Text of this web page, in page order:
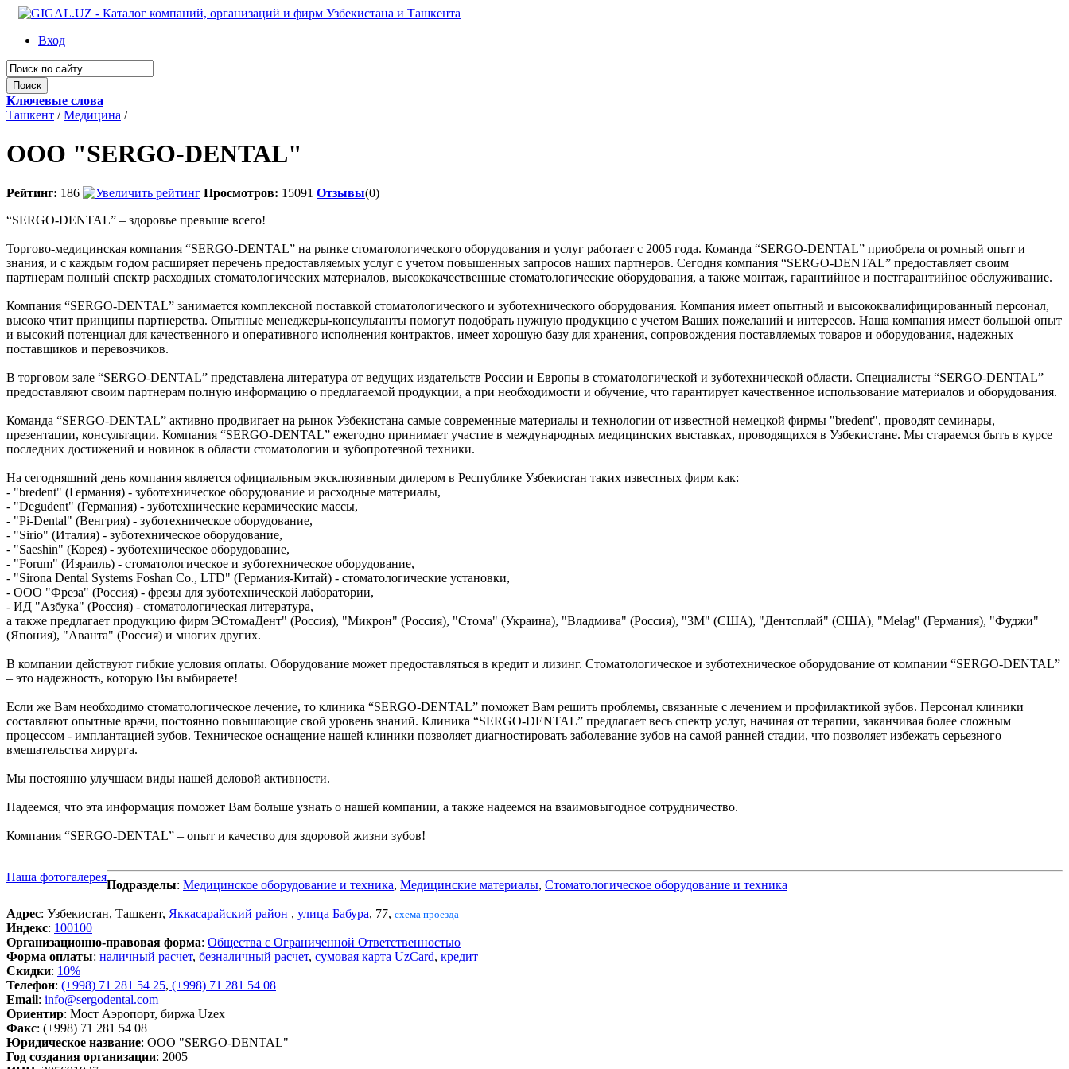
Вход
Ключевые слова
Ташкент / Медицина /
OOO "SERGO-DENTAL"
Рейтинг: 186 Просмотров: 15091 Отзывы(0)
“SERGO-DENTAL” – здоровье превыше всего!
Торгово-медицинская компания “SERGO-DENTAL” на рынке стоматологического оборудования и услуг работает с 2005 года. Команда “SERGO-DENTAL” приобрела огромный опыт и
знания, и с каждым годом расширяет перечень предоставляемых услуг с учетом повышенных запросов наших партнеров. Сегодня компания “SERGO-DENTAL” предоставляет своим
партнерам полный спектр расходных стоматологических материалов, высококачественные стоматологические оборудования, а также монтаж, гарантийное и постгарантийное обслуживание.
Компания “SERGO-DENTAL” занимается комплексной поставкой стоматологического и зуботехнического оборудования. Компания имеет опытный и высококвалифицированный персонал,
высоко чтит принципы партнерства. Опытные менеджеры-консультанты помогут подобрать нужную продукцию с учетом Ваших пожеланий и интересов. Наша компания имеет большой опыт
и высокий потенциал для качественного и оперативного исполнения контрактов, имеет хорошую базу для хранения, сопровождения поставляемых товаров и оборудования, надежных
поставщиков и перевозчиков.
В торговом зале “SERGO-DENTAL” представлена литература от ведущих издательств России и Европы в стоматологической и зуботехнической области. Специалисты “SERGO-DENTAL”
предоставляют своим партнерам полную информацию о предлагаемой продукции, а при необходимости и обучение, что гарантирует качественное использование материалов и оборудования.
Команда “SERGO-DENTAL” активно продвигает на рынок Узбекистана самые современные материалы и технологии от известной немецкой фирмы "bredent", проводят семинары,
презентации, консультации. Компания “SERGO-DENTAL” ежегодно принимает участие в международных медицинских выставках, проводящихся в Узбекистане. Мы стараемся быть в курсе
последних достижений и новинок в области стоматологии и зубопротезной техники.
На сегодняшний день компания является официальным эксклюзивным дилером в Республике Узбекистан таких известных фирм как:
- "bredent" (Германия) - зуботехническое оборудование и расходные материалы,
- "Degudent" (Германия) - зуботехнические керамические массы,
- "Pi-Dental" (Венгрия) - зуботехническое оборудование,
- "Sirio" (Италия) - зуботехническое оборудование,
- "Saeshin" (Корея) - зуботехническое оборудование,
- "Forum" (Израиль) - стоматологическое и зуботехническое оборудование,
- "Sirona Dental Systems Foshan Co., LTD" (Германия-Китай) - стоматологические установки,
- OOO "Фреза" (Россия) - фрезы для зуботехнической лаборатории,
- ИД "Азбука" (Россия) - стоматологическая литература,
а также предлагает продукцию фирм ЭСтомаДент" (Россия), "Микрон" (Россия), "Стома" (Украина), "Владмива" (Россия), "3М" (США), "Дентсплай" (США), "Melag" (Германия), "Фуджи"
(Япония), "Аванта" (Россия) и многих других.
В компании действуют гибкие условия оплаты. Оборудование может предоставляться в кредит и лизинг. Стоматологическое и зуботехническое оборудование от компании “SERGO-DENTAL”
– это надежность, которую Вы выбираете!
Если же Вам необходимо стоматологическое лечение, то клиника “SERGO-DENTAL” поможет Вам решить проблемы, связанные с лечением и профилактикой зубов. Персонал клиники
составляют опытные врачи, постоянно повышающие свой уровень знаний. Клиника “SERGO-DENTAL” предлагает весь спектр услуг, начиная от терапии, заканчивая более сложным
процессом - имплантацией зубов. Техническое оснащение нашей клиники позволяет диагностировать заболевание зубов на самой ранней стадии, что позволяет избежать серьезного
вмешательства хирурга.
Мы постоянно улучшаем виды нашей деловой активности.
Надеемся, что эта информация поможет Вам больше узнать о нашей компании, а также надеемся на взаимовыгодное сотрудничество.
Компания “SERGO-DENTAL” – опыт и качество для здоровой жизни зубов!
Наша фотогалерея
Подразделы: Медицинское оборудование и техника, Медицинские материалы, Стоматологическое оборудование и техника
Адрес: Узбекистан, Ташкент, Яккасарайский район , улица Бабура, 77, схема проезда
Индекс: 100100
Организационно-правовая форма: Общества с Ограниченной Ответственностью
Форма оплаты: наличный расчет, безналичный расчет, сумовая карта UzCard, кредит
Скидки: 10%
Телефон: (+998) 71 281 54 25, (+998) 71 281 54 08
Email: info@sergodental.com
Ориентир: Мост Аэропорт, биржа Uzex
Факс: (+998) 71 281 54 08
Юридическое название: ООО "SERGO-DENTAL"
Год создания организации: 2005